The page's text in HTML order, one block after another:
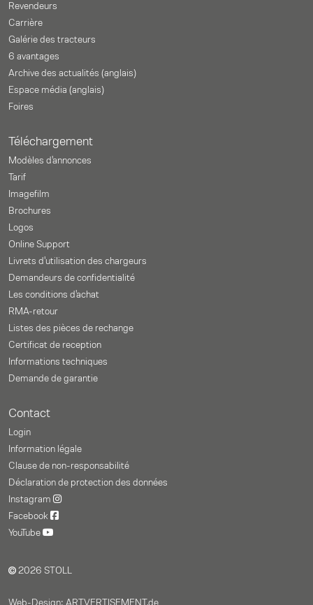
Revendeurs
Carrière
Galérie des tracteurs
6 avantages
Archive des actualités (anglais)
Espace média (anglais)
Foires
Téléchargement
Modèles d'annonces
Tarif
Imagefilm
Brochures
Logos
Online Support
Livrets d'utilisation des chargeurs
Demandeurs de confidentialité
Les conditions d'achat
RMA-retour
Listes des pièces de rechange
Certificat de reception
Informations techniques
Demande de garantie
Contact
Login
Information légale
Clause de non-responsabilité
Déclaration de protection des données
Instagram
Facebook
YouTube
2026 STOLL
Web-Design: ARTVERTISEMENT.de